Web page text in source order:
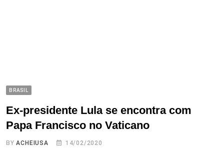
BRASIL
Ex-presidente Lula se encontra com
Papa Francisco no Vaticano
BYACHEIUSA 14/02/2020